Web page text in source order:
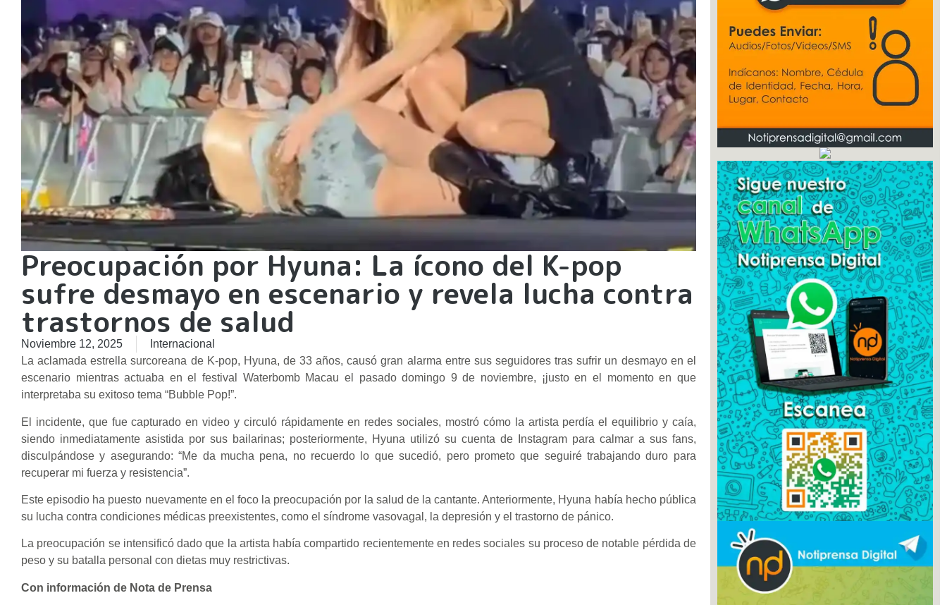
Preocupación por Hyuna: La ícono del K-pop
sufre desmayo en escenario y revela lucha contra
trastornos de salud
Noviembre 12, 2025
Internacional
La aclamada estrella surcoreana de K-pop, Hyuna, de 33 años, causó gran alarma entre sus seguidores tras sufrir un desmayo en el
escenario mientras actuaba en el festival Waterbomb Macau el pasado domingo 9 de noviembre, ¡justo en el momento en que
interpretaba su exitoso tema “Bubble Pop!”.
El incidente, que fue capturado en video y circuló rápidamente en redes sociales, mostró cómo la artista perdía el equilibrio y caía,
siendo inmediatamente asistida por sus bailarinas; posteriormente, Hyuna utilizó su cuenta de Instagram para calmar a sus fans,
disculpándose y asegurando: “Me da mucha pena, no recuerdo lo que sucedió, pero prometo que seguiré trabajando duro para
recuperar mi fuerza y resistencia”.
Este episodio ha puesto nuevamente en el foco la preocupación por la salud de la cantante. Anteriormente, Hyuna había hecho pública
su lucha contra condiciones médicas preexistentes, como el síndrome vasovagal, la depresión y el trastorno de pánico.
La preocupación se intensificó dado que la artista había compartido recientemente en redes sociales su proceso de notable pérdida de
peso y su batalla personal con dietas muy restrictivas.
Con información de Nota de Prensa